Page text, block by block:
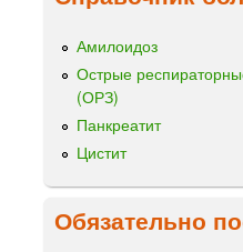
Амилоидоз
Острые
(ОРЗ)
Панкреатит
Цистит
Обязательно